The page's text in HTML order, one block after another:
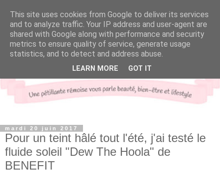
mardi 20 juin 2017
Pour un teint hâlé tout l'été, j'ai testé le
fluide soleil "Dew The Hoola" de
BENEFIT
This site uses cookies from Google to deliver its services
and to analyze traffic. Your IP address and user-agent are
shared with Google along with performance and security
metrics to ensure quality of service, generate usage
statistics, and to detect and address abuse.
LEARN MORE GOT IT